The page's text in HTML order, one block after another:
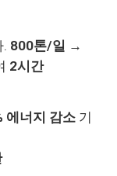
800톤/일 →
2시간
에너지 감소 기